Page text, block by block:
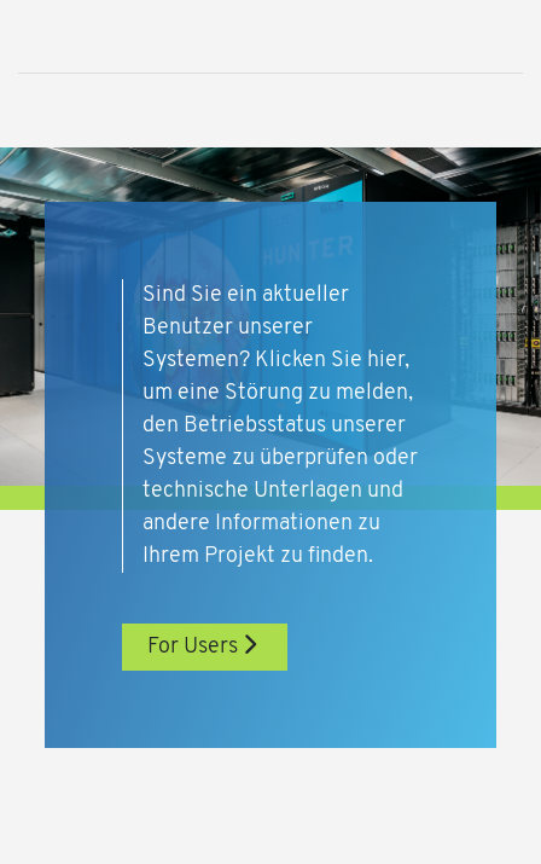
Sind Sie ein aktueller
Benutzer unserer
Systemen? Klicken Sie hier,
um eine Störung zu melden,
den Betriebsstatus unserer
Systeme zu überprüfen oder
technische Unterlagen und
andere Informationen zu
Ihrem Projekt zu finden.
For Users